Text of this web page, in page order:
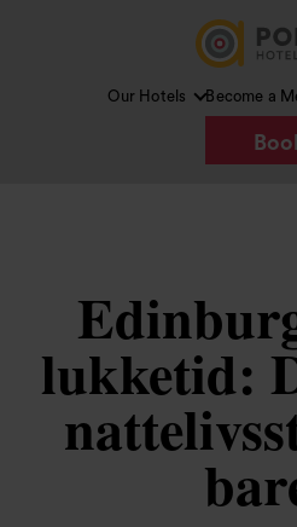
Our Hotels Become a
lukketid: